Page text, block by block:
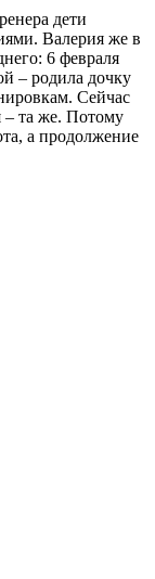
дети
Валерия же в
6 февраля
– родила дочку
Сейчас
– та же. Потому
а продолжение